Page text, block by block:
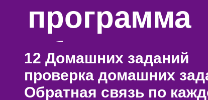
программа
обучения
12 Домашних заданий
проверка домашних
Обратная связь по